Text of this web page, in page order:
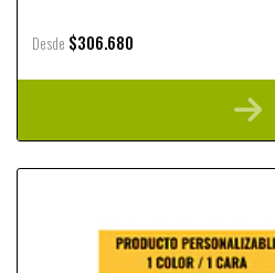
Desde $306.680